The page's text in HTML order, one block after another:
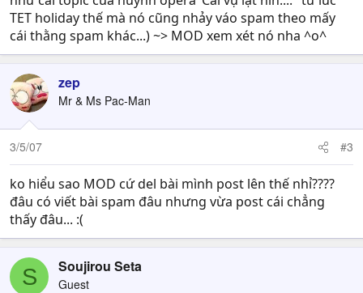
TET holiday thế mà nó cũng nhảy váo spam theo mấy
cái thằng spam khác...) ~> MOD xem xét nó nha ^o^
zep
Mr & Ms Pac-Man
3/5/07 #3
ko hiểu sao MOD cứ del bài mình post lên thế nhỉ????
đâu có viết bài spam đâu nhưng vừa post cái chẳng
thấy đâu... :(
S Soujirou Seta
Guest